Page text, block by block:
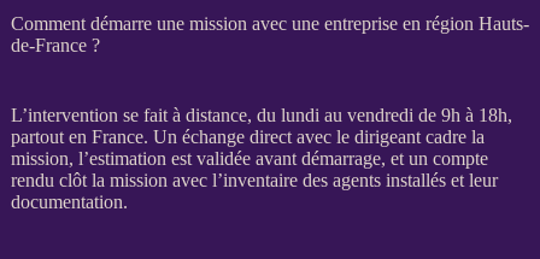
Comment démarre une mission avec une entreprise en région Hauts-
de-France ?
L’intervention se fait à distance, du lundi au vendredi de 9h à 18h,
partout en France. Un échange direct avec le dirigeant cadre la
mission, l’estimation est validée avant démarrage, et un compte
rendu clôt la mission avec l’inventaire des agentsinstallés et leur
documentation.